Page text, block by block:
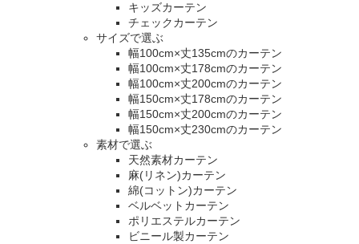
キッズカーテン
チェックカーテン
サイズで選ぶ
幅100cm×丈135cmのカーテン
幅100cm×丈178cmのカーテン
幅100cm×丈200cmのカーテン
幅150cm×丈178cmのカーテン
幅150cm×丈200cmのカーテン
幅150cm×丈230cmのカーテン
素材で選ぶ
天然素材カーテン
麻(リネン)カーテン
綿(コットン)カーテン
ベルベットカーテン
ポリエステルカーテン
ビニール製カーテン